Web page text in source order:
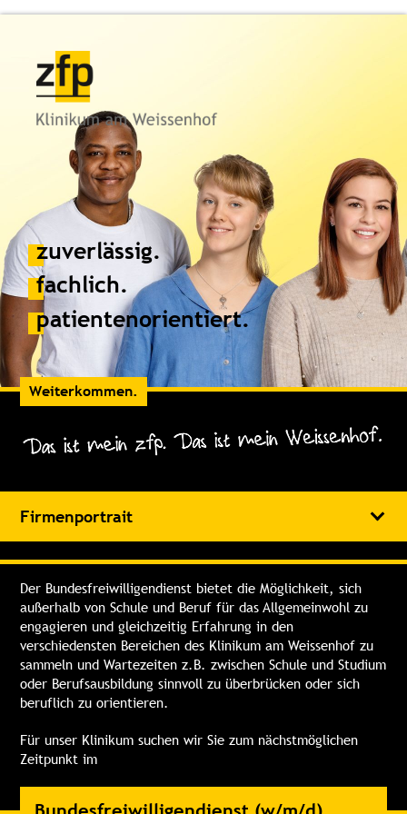
zuverlässig.
fachlich.
patientenorientiert.
Weiterkommen.
Firmenportrait
bei uns voll durch!
In unserem psychiatrischen Krankenhaus werden in sieben
eigenständigen Kliniken verschiedener Fachrichtungen an
sieben Standorten jährlich rund 17.000 Patient*innen
stationär, tagesklinisch und ambulant behandelt. Mit rund
1.650 Mitarbeitenden ist das Klinikum einer der größten
Arbeitgeber der Region Heilbronn-Franken. Das Klinikum
Universität Heidelberg anerkannt und in die Lehre im Fach
Psychiatrie und Psychotherapie der Medizinischen Fakultät
Der Bundesfreiwilligendienst bietet die Möglichkeit, sich
außerhalb von Schule und Beruf für das Allgemeinwohl zu
engagieren und gleichzeitig Erfahrung in den
verschiedensten Bereichen des Klinikum am Weissenhof zu
sammeln und Wartezeiten z.B. zwischen Schule und Studium
oder Berufsausbildung sinnvoll zu überbrücken oder sich
beruflich zu orientieren.
Für unser Klinikum suchen wir Sie zum nächstmöglichen
Zeitpunkt im
Bundesfreiwilligendienst (w/m/d)